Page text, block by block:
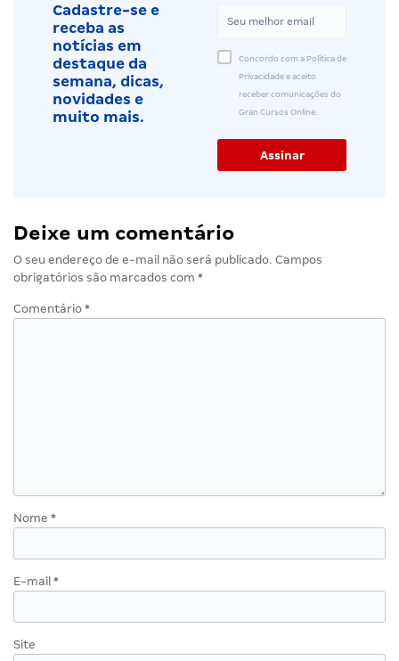
Cadastre-se e
receba as
notícias em
destaque da
semana, dicas,
novidades e
muito mais.
Concordo com a Política de
Privacidade e aceito
receber comunicações do
Gran Cursos Online.
Deixe um comentário
O seu endereço de e-mail não será publicado. Campos
obrigatórios são marcados com *
Comentário *
Nome *
E-mail *
Site